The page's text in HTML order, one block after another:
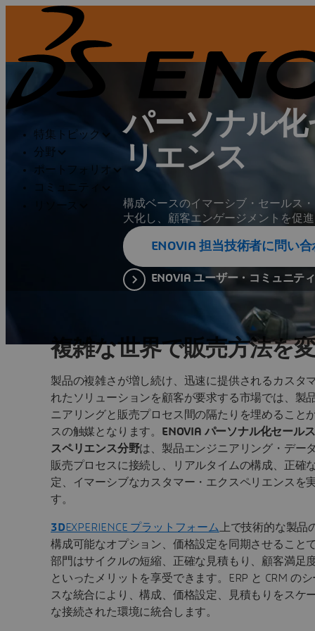
特集トピック
分野
ポートフォリオ
コミュニティ
リソース
パーソナル
リエンス
構成ベースのイマーシブ・セールス
大化し、顧客エンゲージメントを促
ENOVIA 担当技術者に問い
ENOVIA ユーザー・コミュニテ
複雑な世界で販売方法を
製品の複雑さが増し続け、迅速に提供されるカスタ
れたソリューションを顧客が要求する市場では、製
ニアリングと販売プロセス間の隔たりを埋めること
スの触媒となります。 ENOVIA パーソナル化セール
スペリエンス分野は、製品エンジニアリング・デー
販売プロセスに接続し、リアルタイムの構成、正確
定、イマーシブなカスタマー・エクスペリエンスを
す。
3DEXPERIENCE プラットフォーム
上で技術的な製品
構成可能なオプション、価格設定を同期させること
部門はサイクルの短縮、正確な見積もり、顧客満足
といったメリットを享受できます。ERP と CRM の
スな統合により、構成、価格設定、見積もりをスケ
な接続された環境に統合します。